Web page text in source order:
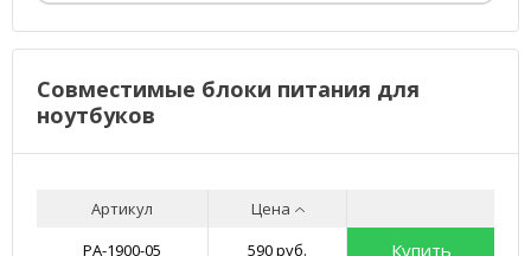
Совместимые блоки питания для
ноутбуков
Артикул
Цена
PA-1900-05
590 руб. Купить